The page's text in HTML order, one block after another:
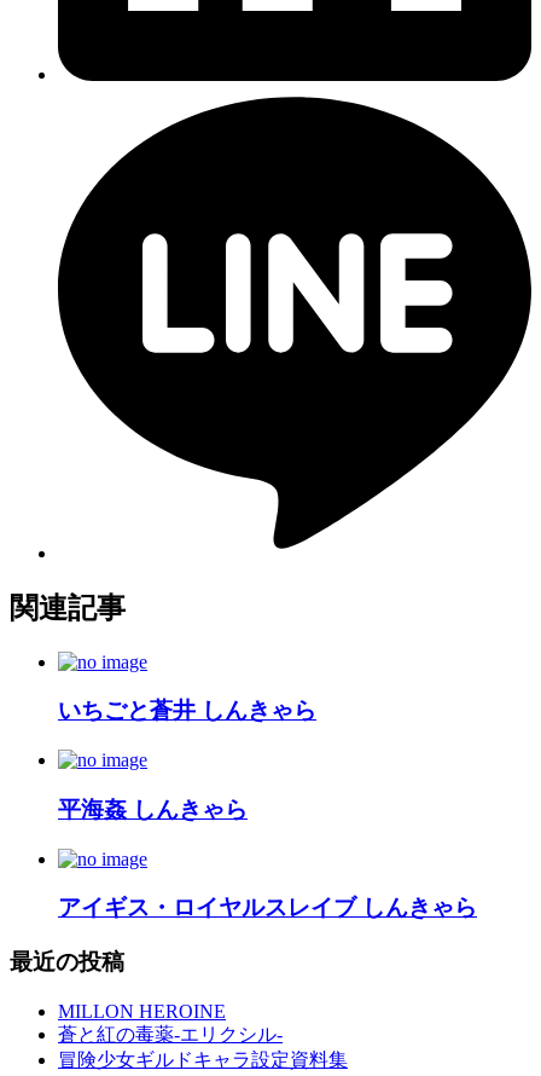
関連記事
いちごと蒼井 しんきゃら
平海姦 しんきゃら
アイギス・ロイヤルスレイブ しんきゃら
最近の投稿
MILLON HEROINE
蒼と紅の毒薬-エリクシル-
冒険少女ギルドキャラ設定資料集